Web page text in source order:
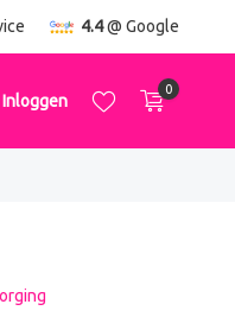
4.4@ Google
Inloggen
0